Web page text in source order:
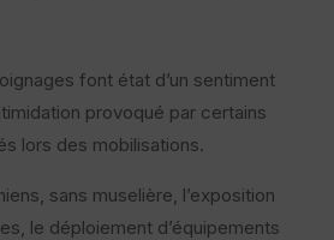
font état d’un sentiment
provoqué par certains
lors des mobilisations.
sans muselière, l’exposition
le déploiement d’équipements